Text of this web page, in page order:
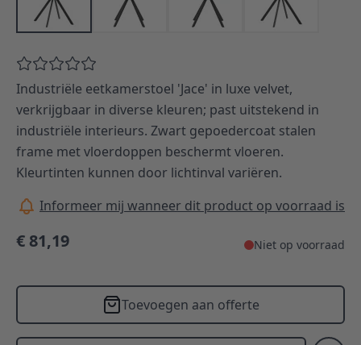
Industriële eetkamerstoel 'Jace' in luxe velvet,
verkrijgbaar in diverse kleuren; past uitstekend in
industriële interieurs. Zwart gepoedercoat stalen
frame met vloerdoppen beschermt vloeren.
Kleurtinten kunnen door lichtinval variëren.
Informeer mij wanneer dit product op voorraad is
€ 81,19 Niet op voorraad
Toevoegen aan offerte